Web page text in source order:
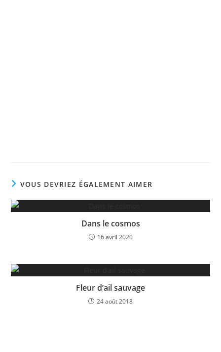
VOUS DEVRIEZ ÉGALEMENT AIMER
Dans le cosmos
16 avril 2020
Fleur d’ail sauvage
24 août 2018